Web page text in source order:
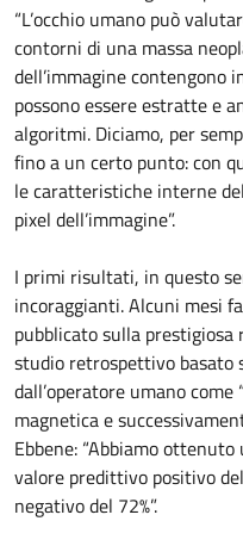
“L’occhio umano può
contorni di una massa
dell’immagine contengono
possono essere estratte e
algoritmi. Diciamo, per
fino a un certo punto: con
le caratteristiche interne
pixel dell’immagine”.
I primi risultati, in questo
incoraggianti. Alcuni mesi
pubblicato sulla prestigiosa
studio retrospettivo basato
dall’operatore umano
magnetica e
Ebbene: “Abbiamo
valore predittivo positivo
negativo del 72%”.